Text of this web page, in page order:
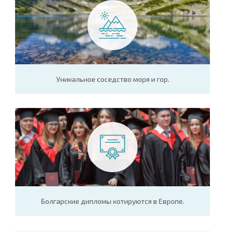
Уникальное соседство моря и гор.
Болгарские дипломы котируются в Европе.